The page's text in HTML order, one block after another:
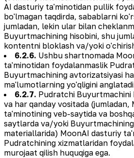
AI dasturiy ta'minotidan pullik
bo'lmagan taqdirda, sabablarni
jumladan, lekin ular bilan
Buyurtmachining hisobini, shu
kontentni bloklash va/yoki
6.2.6. Ushbu shartnomada
ta'minotidan foydalanmaslik
Buyurtmachining avtorizatsiyasi
ma'lumotlarning yo'qligini
6.2.7. Pudratchi Buyurtmachini
va har qanday vositada (jumladan,
ta'minotining veb-saytida va
saytlarda va/yoki
materiallarida) MoonAI dasturiy
Pudratchining xizmatlaridan
murojaat qilish huquqiga ega.